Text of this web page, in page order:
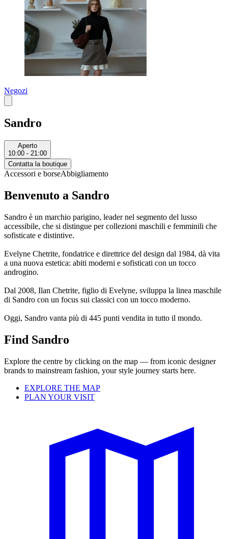
Negozi
Sandro
Aperto
10:00 - 21:00
Contatta la boutique
Accessori e borseAbbigliamento
Benvenuto a Sandro
Sandro è un marchio parigino, leader nel segmento del lusso
accessibile, che si distingue per collezioni maschili e femminili che
sofisticate e distintive.
Evelyne Chetrite, fondatrice e direttrice del design dal 1984, dà vita
a una nuova estetica: abiti moderni e sofisticati con un tocco
androgino.
Dal 2008, Ilan Chetrite, figlio di Evelyne, sviluppa la linea maschile
di Sandro con un focus sui classici con un tocco moderno.
Oggi, Sandro vanta più di 445 punti vendita in tutto il mondo.
Find Sandro
Explore the centre by clicking on the map — from iconic designer
brands to mainstream fashion, your style journey starts here.
EXPLORE THE MAP
PLAN YOUR VISIT